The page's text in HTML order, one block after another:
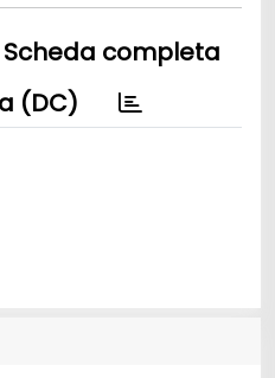
Scheda completa
(DC)